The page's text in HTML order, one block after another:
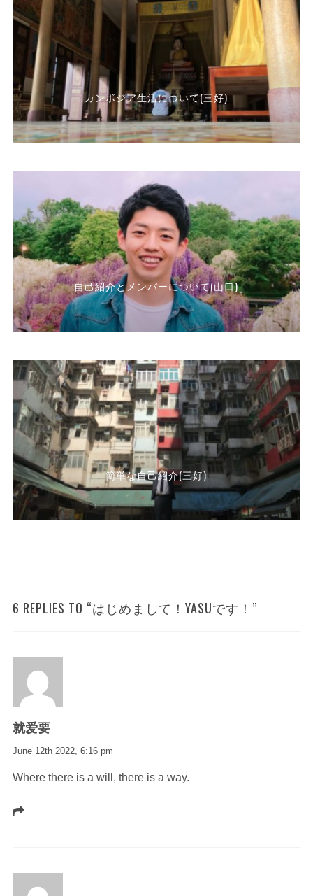
カンボジア生活について(三好)
自己紹介とメンバーについて(山口)
簡単な自己紹介(三好)
6 REPLIES TO “はじめまして！YASUです！”
就爱要
June 12th 2022, 6:16 pm
Where there is a will, there is a way.